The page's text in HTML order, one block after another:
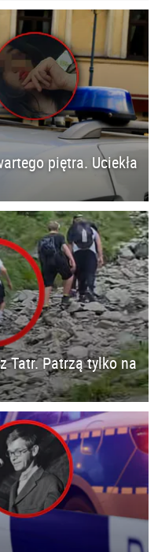
piętra. Uciekła
Tatr. Patrzą tylko na